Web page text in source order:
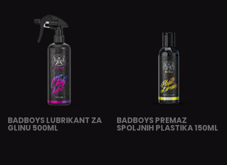
BADBOYS LUBRIKANT ZA
GLINU 500ML
BADBOYS PREMAZ
SPOLJNIH PLASTIKA 150ML